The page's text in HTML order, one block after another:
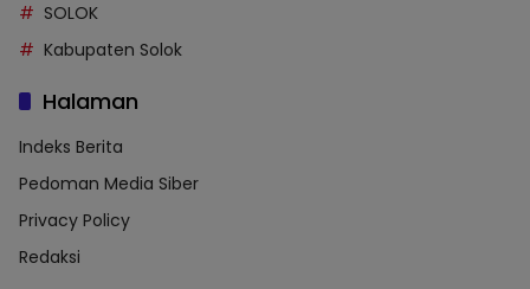
SOLOK
Kabupaten Solok
Halaman
Indeks Berita
Pedoman Media Siber
Privacy Policy
Redaksi